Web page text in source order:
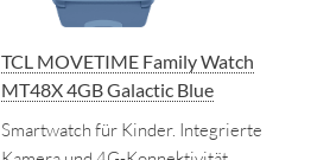
TCL MOVETIME Family Watch
MT48X 4GB Galactic Blue
Smartwatch für Kinder. Integrierte